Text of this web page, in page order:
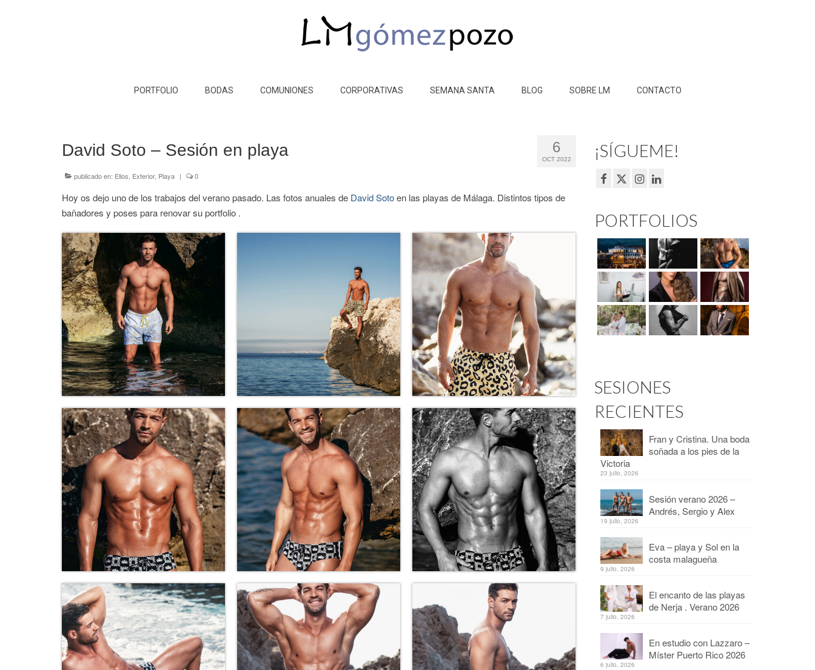
PORTFOLIO BODAS COMUNIONES CORPORATIVAS SEMANA SANTA BLOG SOBRE LM CONTACTO
6
OCT 2022
David Soto – Sesión en playa
publicado en: Ellos Exterior, Playa | 0
Hoy os dejo uno de los trabajos del verano pasado. Las fotos anuales de David Sotoen las playas de Málaga. Distintos tipos de
bañadores y poses para renovar su portfolio .
¡SÍGUEME!
PORTFOLIOS
SESIONES
RECIENTES
Fran y Cristina. Una boda
soñada a los pies de la
Victoria
23 julio, 2026
Sesión verano 2026 –
Andrés, Sergio y Alex
19 julio, 2026
Eva – playa y Sol en la
costa malagueña
9 julio, 2026
El encanto de las playas
de Nerja . Verano 2026
7 julio, 2026
En estudio con Lazzaro –
Míster Puerto Rico 2026
6 julio, 2026